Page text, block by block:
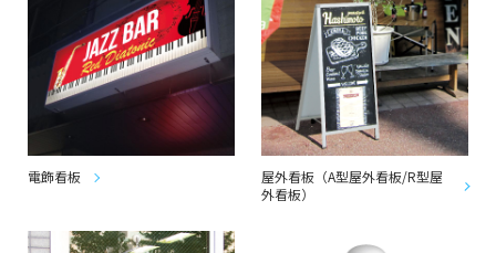
電飾看板
屋外看板（A型屋外看板/R型屋
外看板）